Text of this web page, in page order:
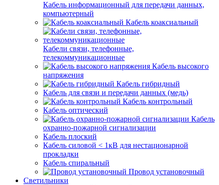
Кабель информационный для передачи данных,
компьютерный
Кабель коаксиальный
Кабели связи, телефонные,
телекоммуникационные
Кабель высокого
напряжения
Кабель гибридный
Кабель для связи и передачи данных (медь)
Кабель контрольный
Кабель оптический
Кабель
охранно-пожарной сигнализации
Кабель плоский
Кабель силовой < 1кВ для нестационарной
прокладки
Кабель спиральный
Провод установочный
Светильники